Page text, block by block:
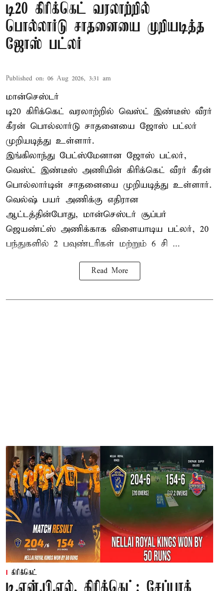
டி20 கிரிக்கெட் வரலாற்றில்
பொல்லார்டு சாதனையை முறியடித்த
ஜோஸ் பட்லர்
Published on: 06 Aug 2026, 3:31 am
மான்செஸ்டர்
டி20 கிரிக்கெட் வரலாற்றில் வெஸ்ட் இண்டீஸ் வீரர்
கீரன் பொல்லார்டு சாதனையை ஜோஸ் பட்லர்
முறியடித்து உள்ளார்.
இங்கிலாந்து பேட்ஸ்மேனான ஜோஸ் பட்லர்,
வெஸ்ட் இண்டீஸ் அணியின் கிரிக்கெட் வீரர் கீரன்
பொல்லார்டின் சாதனையை முறியடித்து உள்ளார்.
வெல்ஷ் பயர் அணிக்கு எதிரான
ஆட்டத்தின்போது, மான்செஸ்டர் சூப்பர்
ஜெயண்ட்ஸ் அணிக்காக விளையாடிய பட்லர், 20
பந்துகளில் 2 பவுண்டரிகள் மற்றும் 6 சி ...
Read More
கிரிக்கெட்